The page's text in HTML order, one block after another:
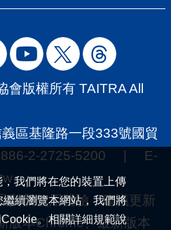
我們將在您的裝置上傳
續瀏覽本網站，我們將
。相關詳細規範說
版權所有 TAITRA All
區基隆路一段333號國貿
2-2725-5200 | E-
質與使用體驗，建議更新
版本Chrome、最新版本